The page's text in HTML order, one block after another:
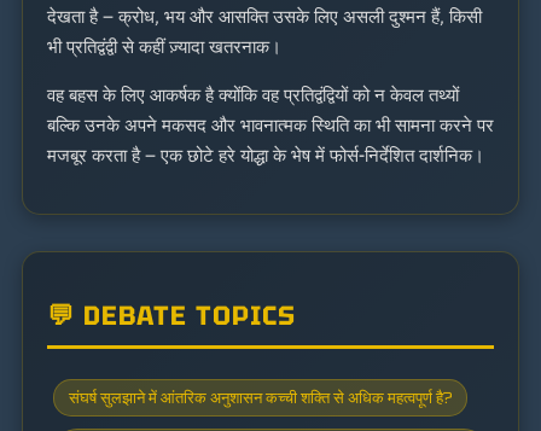
देखता है — क्रोध, भय और आसक्ति उसके लिए असली दुश्मन हैं, किसी
भी प्रतिद्वंद्वी से कहीं ज़्यादा खतरनाक।
वह बहस के लिए आकर्षक है क्योंकि वह प्रतिद्वंद्वियों को न केवल तथ्यों
बल्कि उनके अपने मकसद और भावनात्मक स्थिति का भी सामना करने पर
मजबूर करता है — एक छोटे हरे योद्धा के भेष में फोर्स-निर्देशित दार्शनिक।
💬 DEBATE TOPICS
संघर्ष सुलझाने में आंतरिक अनुशासन कच्ची शक्ति से अधिक महत्वपूर्ण है?